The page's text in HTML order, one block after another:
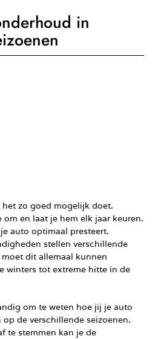
in
zo goed mogelijk doet.
om en laat je hem elk jaar keuren.
auto optimaal presteert.
stellen verschillende
dit allemaal kunnen
winters tot extreme hitte in de
om te weten hoe jij je auto
de verschillende seizoenen.
te stemmen kan je de